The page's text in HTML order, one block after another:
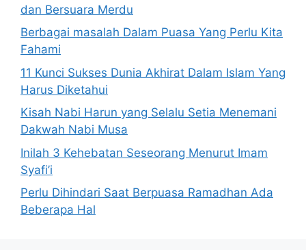
dan Bersuara Merdu
Berbagai masalah Dalam Puasa Yang Perlu Kita
Fahami
11 Kunci Sukses Dunia Akhirat Dalam Islam Yang
Harus Diketahui
Kisah Nabi Harun yang Selalu Setia Menemani
Dakwah Nabi Musa
Inilah 3 Kehebatan Seseorang Menurut Imam
Syafi’i
Perlu Dihindari Saat Berpuasa Ramadhan Ada
Beberapa Hal